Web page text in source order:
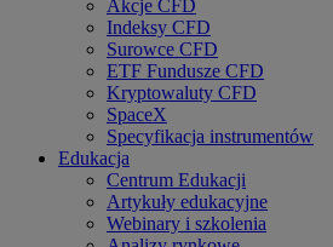
Akcje CFD
Indeksy CFD
Surowce CFD
ETF Fundusze CFD
Kryptowaluty CFD
SpaceX
Specyfikacja instrumentów
Edukacja
Centrum Edukacji
Artykuły edukacyjne
Webinary i szkolenia